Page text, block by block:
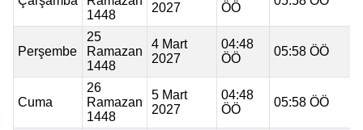
1448
2027 ÖÖ
Perşembe
25
Ramazan
1448
4 Mart
2027
04:48
ÖÖ
05:58 ÖÖ
Cuma
26
Ramazan
1448
5 Mart
2027
04:48
ÖÖ
05:58 ÖÖ